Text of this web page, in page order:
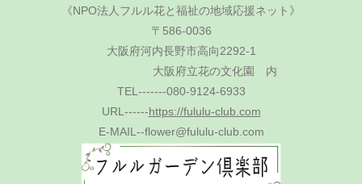
《NPO法人フルル花と福祉の地域応援ネット》
〒586-0036
大阪府河内長野市高向2292-1
大阪府立花の文化園 内
TEL-------080-9124-6933
URL------https://fululu-club.com
E-MAIL--flower@fululu-club.com